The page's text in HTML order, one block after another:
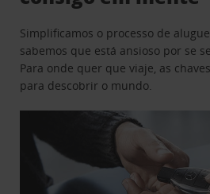
Simplificamos o processo de
sabemos que está ansioso por se
Para onde quer que viaje, as
para descobrir o mundo.